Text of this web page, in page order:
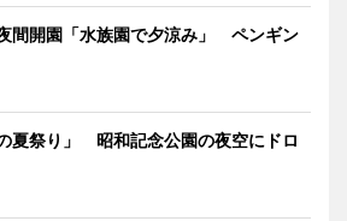
間開園「水族園で夕涼み」 ペンギン
夏祭り」 昭和記念公園の夜空にドロ